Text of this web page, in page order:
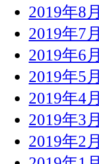
2019年8月
2019年7月
2019年6月
2019年5月
2019年4月
2019年3月
2019年2月